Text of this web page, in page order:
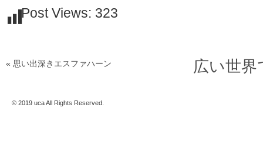
Post Views: 323
« 思い出深きエスファハーン 広い世
© 2019 uca All Rights Reserved.